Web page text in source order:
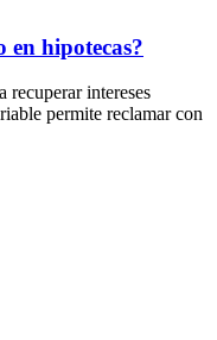
en hipotecas?
recuperar intereses
permite reclamar con